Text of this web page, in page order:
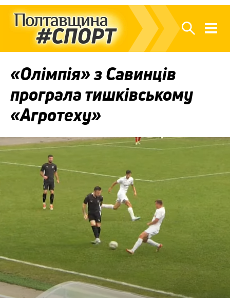
«Олімпія» з Савинців
програла тишківському
«Агротеху»